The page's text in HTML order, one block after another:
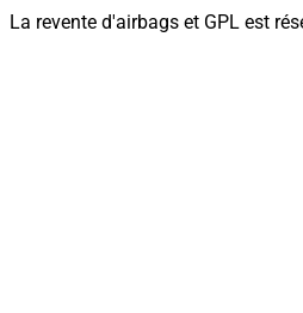
La revente d'airbags et GPL est